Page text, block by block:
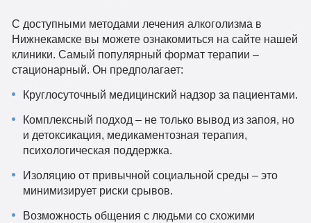
С доступными методами лечения алкоголизма в
Нижнекамске вы можете ознакомиться на сайте нашей
клиники. Самый популярный формат терапии –
стационарный. Он предполагает:
Круглосуточный медицинский надзор за пациентами.
Комплексный подход – не только вывод из запоя, но
и детоксикация, медикаментозная терапия,
психологическая поддержка.
Изоляцию от привычной социальной среды – это
минимизирует риски срывов.
Возможность общения с людьми со схожими